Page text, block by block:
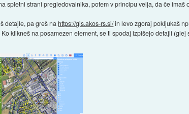
spletni strani pregledovalnika, potem v principu velja, da če
detajle, pa greš nahttps://gis.akos-rs.si/in levo zgoraj pokljukaš
klikneš na posamezen element, se ti spodaj izpišejo detajli (glej